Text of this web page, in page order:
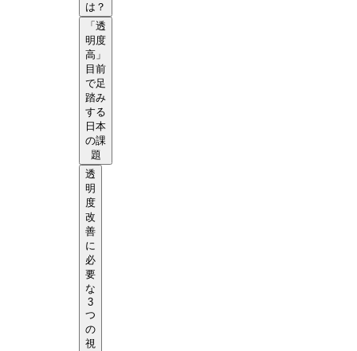
は？
「透
明度
高」
目前
で足
踏み
する
日本
の課
題
透
明
度
改
善
に
必
要
な
3
つ
の
視